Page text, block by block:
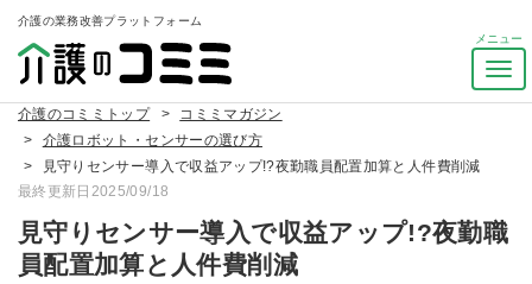
介護の業務改善プラットフォーム
ナ
ビ
ン
を
介護のコミミトップ
コミミマガジン
介護ロボット・センサーの選び方
見守りセンサー導入で収益アップ!?夜勤職員配置加算と人件費削減
最終更新日2025/09/18
見守りセンサー導入で収益アップ!?夜勤職
員配置加算と人件費削減